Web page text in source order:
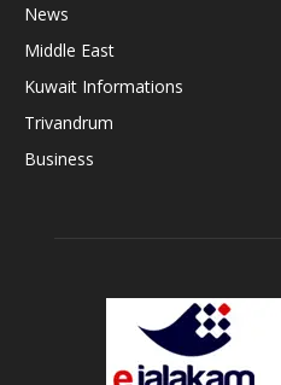
News
Middle East
Kuwait Informations
Trivandrum
Business